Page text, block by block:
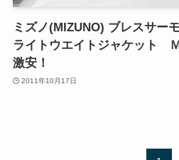
ミズノ(MIZUNO) ブレスサ
ライトウエイトジャケット
激安！
2011年10月17日